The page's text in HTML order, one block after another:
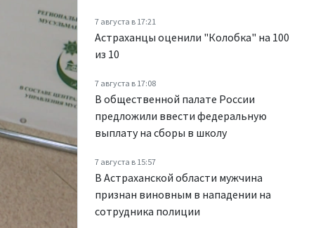
7 августа в 17:21
Астраханцы оценили "Колобка" на 100
из 10
7 августа в 17:08
В общественной палате России
предложили ввести федеральную
выплату на сборы в школу
7 августа в 15:57
В Астраханской области мужчина
признан виновным в нападении на
сотрудника полиции